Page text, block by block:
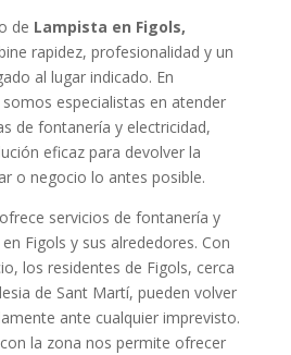
de Lampista en Figols,
rapidez, profesionalidad y un
al lugar indicado. En
especialistas en atender
de fontanería y electricidad,
eficaz para devolver la
o negocio lo antes posible.
servicios de fontanería y
Figols y sus alrededores. Con
los residentes de Figols, cerca
de Sant Martí, pueden volver
ante cualquier imprevisto.
la zona nos permite ofrecer